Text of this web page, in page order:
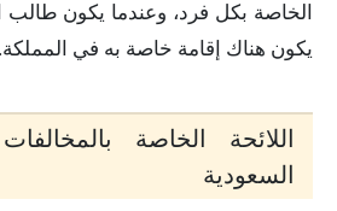
الخاصة بكل فرد، وعندما يكون
يكون هناك إقامة خاصة به في المملكة.
اللائحة الخاصة
السعودية